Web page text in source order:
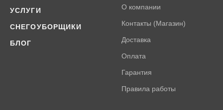
УСЛУГИ
СНЕГОУБОРЩИКИ
БЛОГ
О компании
Контакты (Магазин)
Доставка
Оплата
Гарантия
Правила работы